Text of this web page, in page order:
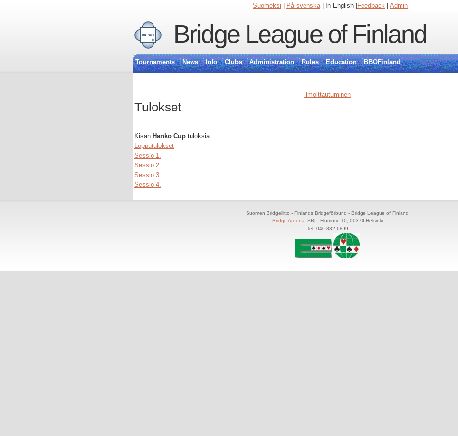
Suomeksi På svenska| In English | Feedback Admin
Bridge League of Finland
Tournaments News Info Clubs Administration Rules Education BBOFinland
Ilmoittautuminen
Tulokset
Kisan Hanko Cup tuloksia:
Lopputulokset
Sessio 1.
Sessio 2.
Sessio 3
Sessio 4.
Suomen Bridgeliitto - Finlands Bridgeförbund - Bridge League of Finland
Bridge Areena , SBL, Hiomotie 10, 00370 Helsinki
Tel. 040-832 6899